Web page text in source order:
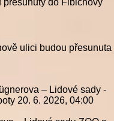
přesunuty do Fibichovy
ulici budou přesunuta
– Lidové sady -
20. 6. 2026, 04:00